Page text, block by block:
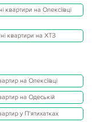
квартири на Олексіївці
квартири на ХТЗ
на Олексіївці
на Одеській
у П'ятихатках